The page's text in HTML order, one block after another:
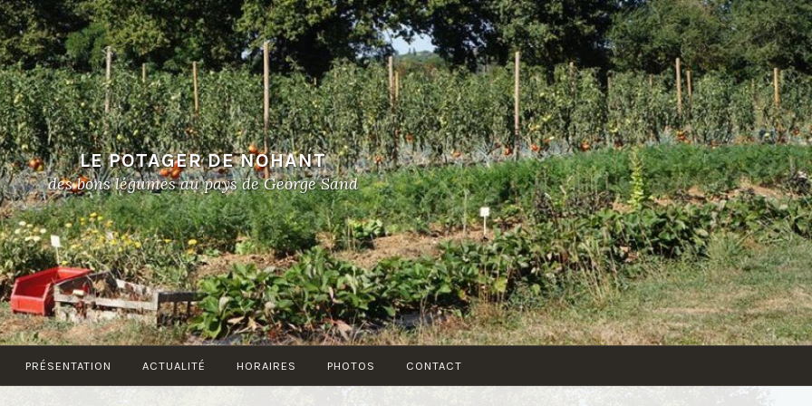
LE POTAGER DE NOHANT
des bons légumes au pays de George Sand
PRÉSENTATION ACTUALITÉ HORAIRES PHOTOS CONTACT